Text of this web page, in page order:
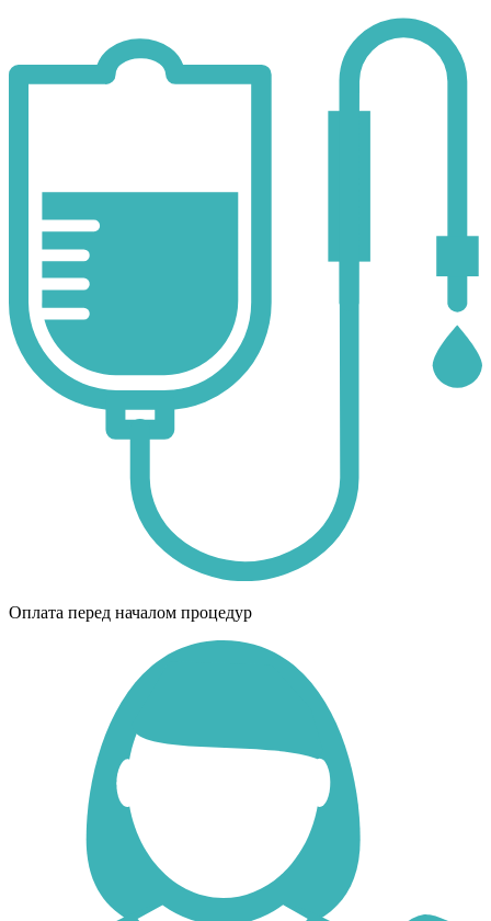
Оплата перед началом процедур